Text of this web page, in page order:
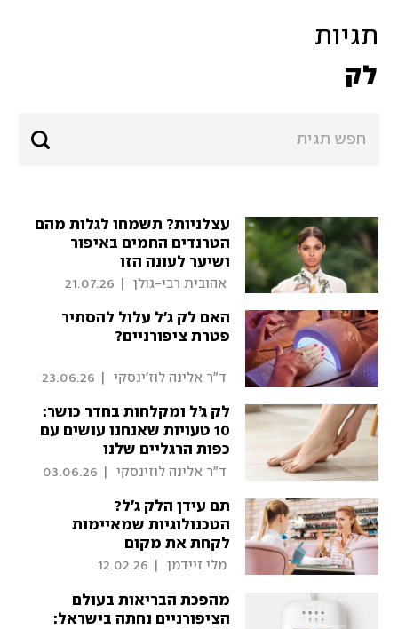
תגיות
לק
עצלניות? תשמחו לגלות מהם
הטרנדים החמים באיפור
ושיער לעונה הזו
אהובית רבי-גולן 21.07.26
האם לק ג'ל עלול להסתיר
פטרת ציפורניים?
ד"ר אלינה לוז'ינסקי 23.06.26
לק ג’ל ומקלחות בחדר כושר:
10 טעויות שאנחנו עושים עם
כפות הרגליים שלנו
ד"ר אלינה לוזינסקי 03.06.26
תם עידן הלק ג'ל?
הטכנולוגיות שמאיימות
לקחת את מקום
המניקוריסטיות
מלי זיידמן 12.02.26
מהפכת הבריאות בעולם
הציפורניים נחתה בישראל: